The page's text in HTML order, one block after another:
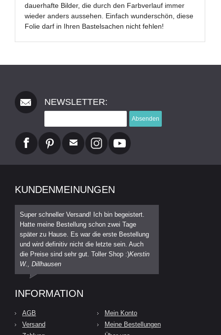
dauerhafte Bilder, die durch den Farbverlauf immer
wieder anders aussehen. Einfach wunderschön, diese
Folie darf in Ihren Bastelsachen nicht fehlen!
NEWSLETTER:
Absenden
KUNDENMEINUNGEN
Super schneller Versand! Ich bin begeistert.
Hatte meine Bestellung schon zwei Tage
später zu Hause. Es war die erste Bestellung
und wird definitiv nicht die letzte sein. Auch
die Preise sind sehr gut. Toller Shop :)Kerstin
W., Dillhausen
INFORMATION
AGB
Versand
Mein Konto
Meine Bestellungen